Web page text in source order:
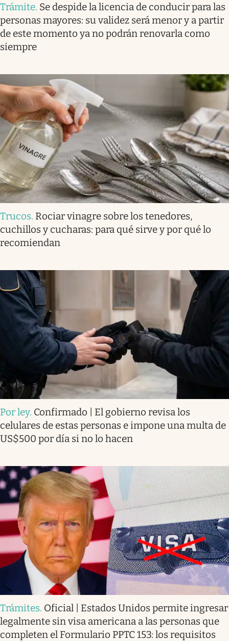
Trámite. Se despide la licencia de conducir para las
personas mayores: su validez será menor y a partir
de este momento ya no podrán renovarla como
siempre
Trucos. Rociar vinagre sobre los tenedores,
cuchillos y cucharas: para qué sirve y por qué lo
recomiendan
Por ley. Confirmado | El gobierno revisa los
celulares de estas personas e impone una multa de
US$500 por día si no lo hacen
Trámites. Oficial | Estados Unidos permite ingresar
legalmente sin visa americana a las personas que
completen el Formulario PPTC 153: los requisitos